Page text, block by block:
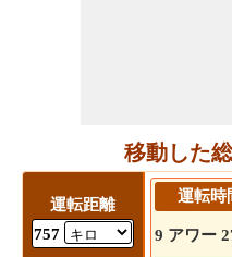
移動した
運転距離
757
運転時
9 アワー